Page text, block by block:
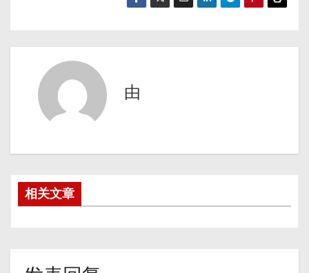
由
相关文章